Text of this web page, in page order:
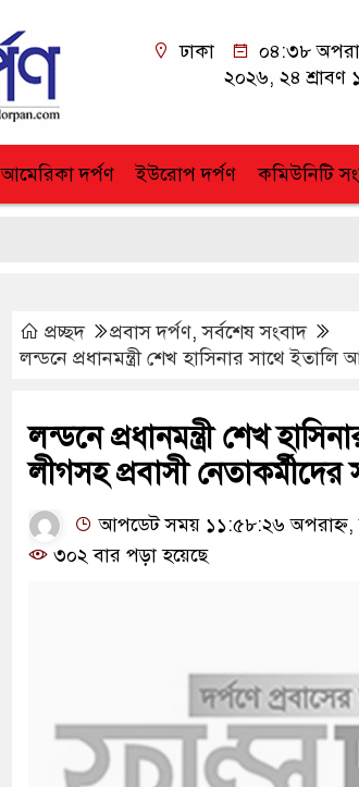
ঢাকা
০৪:৩৮
২০২৬, ২৪ শ্রাবণ
আমেরিকা দর্পণ ইউরোপ দর্পণ কমিউনিটি
প্রচ্ছদ প্রবাস দর্পণ,সর্বশেষ সংবাদ
লন্ডনে প্রধানমন্ত্রী শেখ হাসিনার সাথে
লন্ডনে প্রধানমন্ত্রী শেখ
লীগসহ প্রবাসী নেতাকর্মীদের
আপডেট সময় ১১:৫৮:২৬ অপরাহ্ন,
৩০২ বার পড়া হয়েছে